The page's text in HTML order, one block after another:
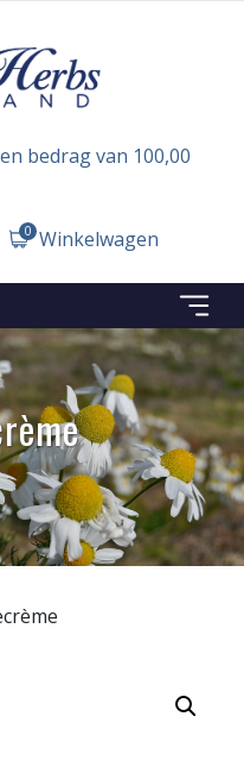
bedrag van 100,00
Winkelwagen
0